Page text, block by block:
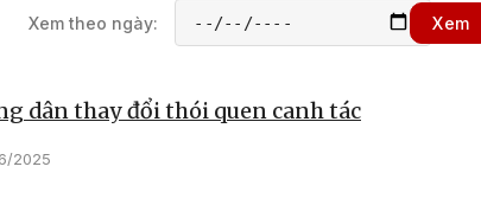
Cư M’gar). Bệnh tật và tai nạn
đình chị sống trong chuỗi ngày
Xem theo ngày: Xem
dân thay đổi thói quen canh tác
2025